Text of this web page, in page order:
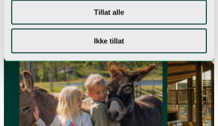
Tillat alle
Ikke tillat
Se vårt utvalg av pakker
PERFEKT FOR FAMILIER SOMMERTILBUD